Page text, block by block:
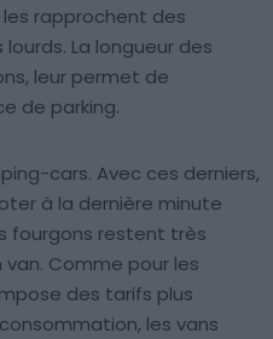
rapprochent des
La longueur des
leur permet de
de parking.
cars. Avec ces derniers,
à la dernière minute
fourgons restent très
van. Comme pour les
des tarifs plus
les vans